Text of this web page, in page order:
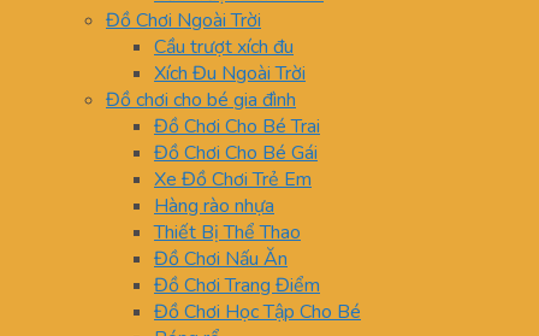
Đồ Chơi Ngoài Trời
Cầu trượt xích đu
Xích Đu Ngoài Trời
Đồ chơi cho bé gia đình
Đồ Chơi Cho Bé Trai
Đồ Chơi Cho Bé Gái
Xe Đồ Chơi Trẻ Em
Hàng rào nhựa
Thiết Bị Thể Thao
Đồ Chơi Nấu Ăn
Đồ Chơi Trang Điểm
Đồ Chơi Học Tập Cho Bé